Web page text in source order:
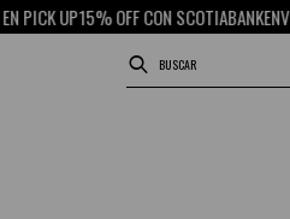
UP15% OFF CON SCOTIABANKENVÍOS